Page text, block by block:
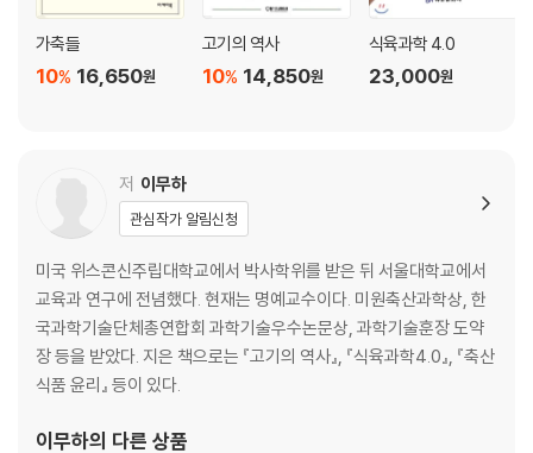
일소 만들기 214
일본이 빼앗아 간 칡소 218
씨수소와 한우의 품종 혁신 222
재산목록 1호 239
3. 소가 주인공인 우화들 242
5부 낙타
1. 인간을 길들인 낙타의 능력 273
구세계 낙타와 신세계 낙타 275
경전 속에 등장한 최초의 가축 281
가축들
16,650원
10%
고기의 역사
14,850원
10%
식육과학 4.0
23,000원
저 이무하
관심작가 알림신청
미국 위스콘신주립대학교에서 박사학위를 받은 뒤 서울대학교에서
교육과 연구에 전념했다. 현재는 명예교수이다. 미원축산과학상, 한
국과학기술단체총연합회 과학기술우수논문상, 과학기술훈장 도약
장 등을 받았다. 지은 책으로는 『고기의 역사』, 『식육과학4.0』, 『축산
식품 윤리』 등이 있다.
이무하의 다른 상품